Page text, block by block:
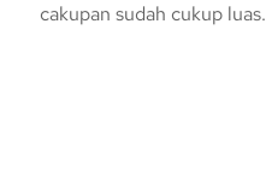
cakupan sudah cukup luas.